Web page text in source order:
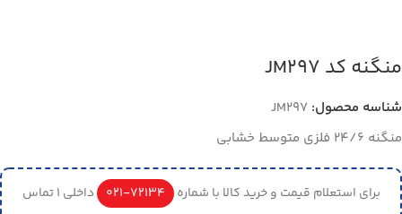
منگنه کد JM297
شناسه محصول: JM297
منگنه 24/6 فلزی متوسط خشابی
برای استعلام قیمت و خرید کالا با شماره 72134-021
داخلی 1 تماس